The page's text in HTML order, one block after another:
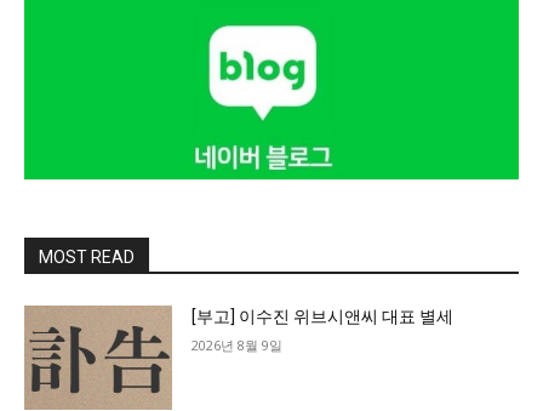
MOST READ
[부고] 이수진 위브시앤씨 대표 별세
2026년 8월 9일